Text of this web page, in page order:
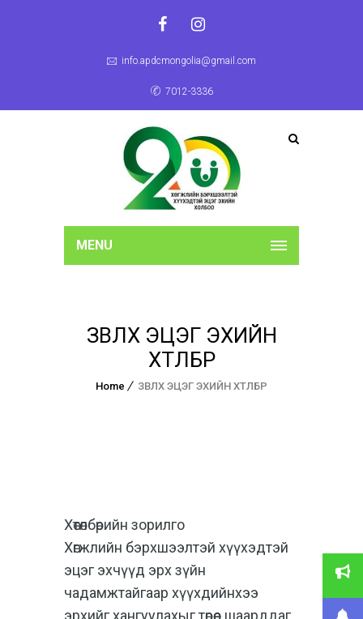
info.apdcmongolia@gmail.com
7012-3336
MENU
ЗӨВЛӨХ ЭЦЭГ ЭХИЙН
ХӨТӨЛБӨР
Home ЗӨВЛӨХ ЭЦЭГ ЭХИЙН ХӨТӨЛБӨР
Хөтөлбөрийн зорилго
Хөгжлийн бэрхшээлтэй хүүхэдтэй
эцэг эхчүүд эрх зүйн
чадамжтайгаар хүүхдийнхээ
эрхийг хангуулахыг төрөөс шаарддаг